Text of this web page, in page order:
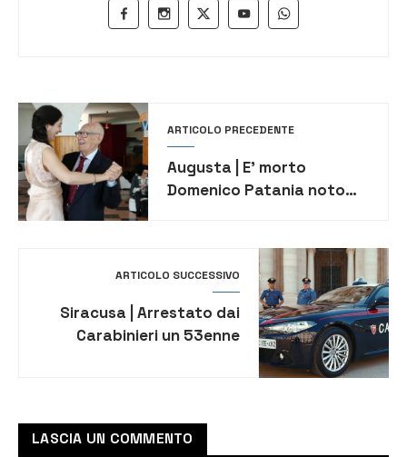
ARTICOLO PRECEDENTE
Augusta | E’ morto
Domenico Patania noto
ARTICOLO SUCCESSIVO
Siracusa | Arrestato dai
Carabinieri un 53enne
LASCIA UN COMMENTO